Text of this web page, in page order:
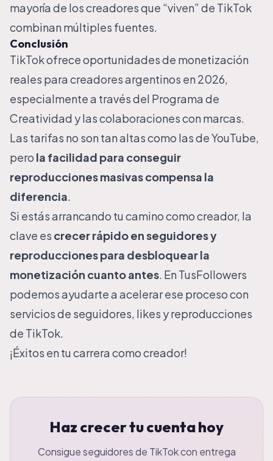
mayoría de los creadores que “viven” de TikTok
combinan múltiples fuentes.
Conclusión
TikTok ofrece oportunidades de monetización
reales para creadores argentinos en 2026,
especialmente a través del Programa de
Creatividad y las colaboraciones con marcas.
Las tarifas no son tan altas como las de YouTube,
pero la facilidad para conseguir
reproducciones masivas compensa la
diferencia.
Si estás arrancando tu camino como creador, la
clave es crecer rápido en seguidores y
reproducciones para desbloquear la
monetización cuanto antes. EnTusFollowers
podemos ayudarte a acelerar ese proceso con
servicios de seguidores, likes y reproducciones
de TikTok.
¡Éxitos en tu carrera como creador!
Haz crecer tu cuenta hoy
Consigue seguidores de TikTok con entrega